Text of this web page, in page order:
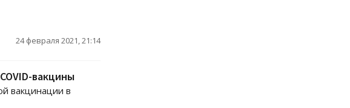
24 февраля 2021, 21:14
вакцины
вакцинации в